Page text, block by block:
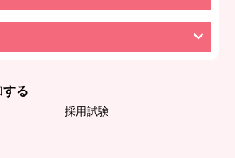
する
採用試験